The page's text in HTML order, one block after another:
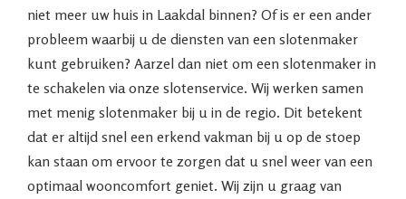
niet meer uw huis in Laakdal binnen? Of is er een ander
probleem waarbij u de diensten van een slotenmaker
kunt gebruiken? Aarzel dan niet om een slotenmaker in
te schakelen via onze slotenservice. Wij werken samen
met menig slotenmaker bij u in de regio. Dit betekent
dat er altijd snel een erkend vakman bij u op de stoep
kan staan om ervoor te zorgen dat u snel weer van een
optimaal wooncomfort geniet. Wij zijn u graag van